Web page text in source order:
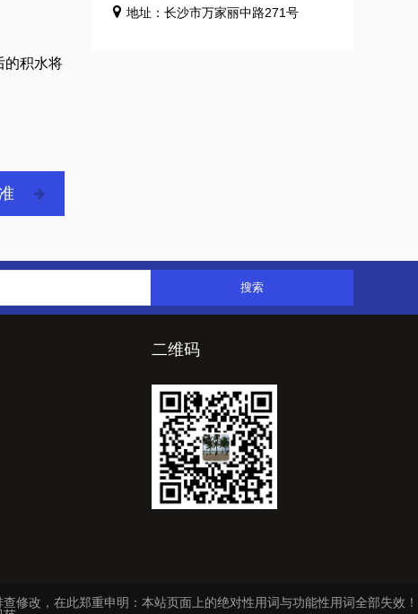
的积水将
地址：长沙市万家丽中路271号
二维码
修改，在此郑重申明：本站页面上的绝对性用词与功能性用词全部失效！